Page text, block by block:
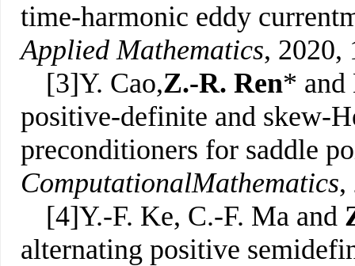
time-harmonic eddy
Applied Mathematics, 2020,
[3]Y. Cao,Z.-R. Ren* and
positive-definite and skew-
preconditioners for saddle
ComputationalMathematics,
[4]Y.-F. Ke, C.-F. Ma and
alternating positive